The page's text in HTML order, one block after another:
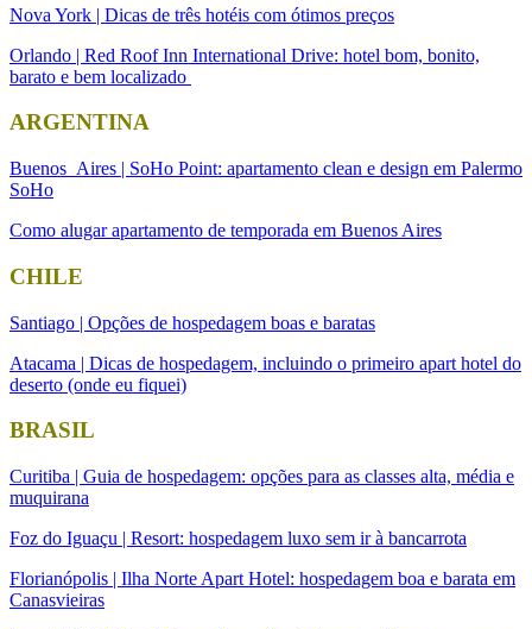
Nova York | Dicas de três hotéis com ótimos preços
Orlando | Red Roof Inn International Drive: hotel bom, bonito,
barato e bem localizado
ARGENTINA
Buenos Aires | SoHo Point: apartamento clean e design em Palermo
SoHo
Como alugar apartamento de temporada em Buenos Aires
CHILE
Santiago | Opções de hospedagem boas e baratas
Atacama | Dicas de hospedagem, incluindo o primeiro apart hotel do
deserto (onde eu fiquei)
BRASIL
Curitiba | Guia de hospedagem: opções para as classes alta, média e
muquirana
Foz do Iguaçu | Resort: hospedagem luxo sem ir à bancarrota
Florianópolis | Ilha Norte Apart Hotel: hospedagem boa e barata em
Canasvieiras